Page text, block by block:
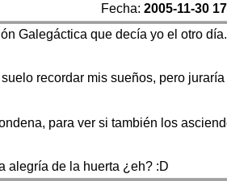
Fecha: 2005-11-30
Galegáctica que decía yo el otro día.
recordar mis sueños, pero juraría
para ver si también los
alegría de la huerta ¿eh? :D